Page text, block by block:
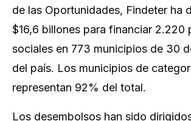
de las Oportunidades, Findeter ha
$16,6 billones para financiar 2.220
sociales en 773 municipios de 30
del país. Los municipios de
representan 92% del total.
Los desembolsos han sido